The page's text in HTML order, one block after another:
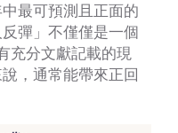
最可預測且正面的
彈」不僅僅是一個
充分文獻記載的現
，通常能帶來正回